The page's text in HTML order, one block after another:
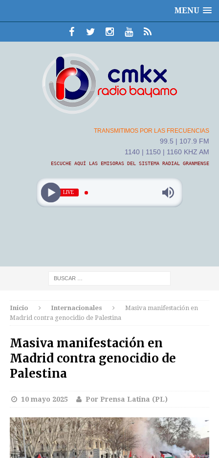
MENU
TRANSMITIMOS POR LAS FRECUENCIAS
99.5 | 107.9 FM
1140 | 1150 | 1160 KHZ AM
ESCUCHE AQUÍ LAS EMISORAS DEL SISTEMA RADIAL GRANMENSE
LIVE
Inicio Internacionales
Masiva manifestación en
Madrid contra genocidio de Palestina
Masiva manifestación en
Madrid contra genocidio de
Palestina
10 mayo 2025 Por Prensa Latina (PL)